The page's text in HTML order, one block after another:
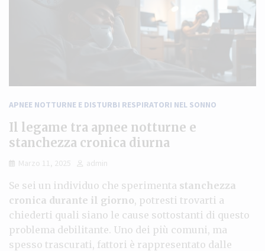
APNEE NOTTURNE E DISTURBI RESPIRATORI NEL SONNO
Il legame tra apnee notturne e
stanchezza cronica diurna
Marzo 11, 2025 admin
Se sei un individuo che sperimenta stanchezza
cronica durante il giorno, potresti trovarti a
chiederti quali siano le cause sottostanti di questo
problema debilitante. Uno dei più comuni, ma
spesso trascurati, fattori è rappresentato dalle